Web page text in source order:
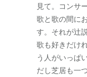
見て。コンサ
歌と歌の間に
す。それが辻
歌も好きだけ
う人がいっぱ
だし芝居も一